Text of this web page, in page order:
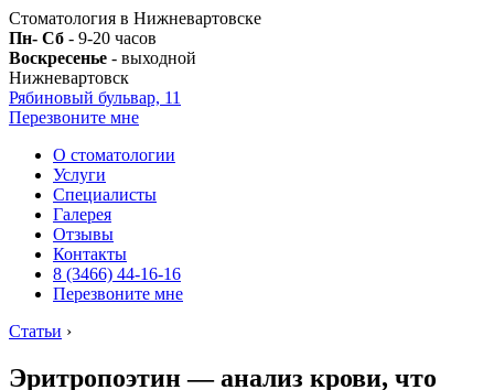
Стоматология в Нижневартовске
Пн- Сб - 9-20 часов
Воскресенье - выходной
Нижневартовск
Рябиновый бульвар, 11
Перезвоните мне
О стоматологии
Услуги
Специалисты
Галерея
Отзывы
Контакты
8 (3466) 44-16-16
Перезвоните мне
Статьи ›
Эритропоэтин — анализ крови, что